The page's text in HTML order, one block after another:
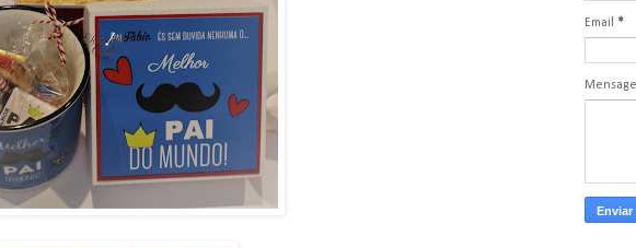
Email *